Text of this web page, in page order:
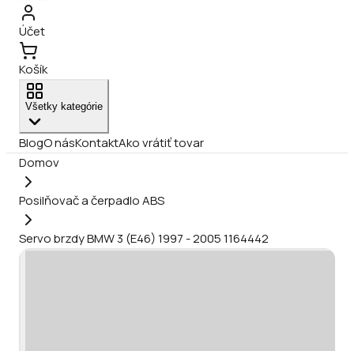
Účet
Košík
Všetky kategórie
BlogO násKontaktAko vrátiť tovar
Domov
Posilňovač a čerpadlo ABS
Servo brzdy BMW 3 (E46) 1997 - 2005 1164442